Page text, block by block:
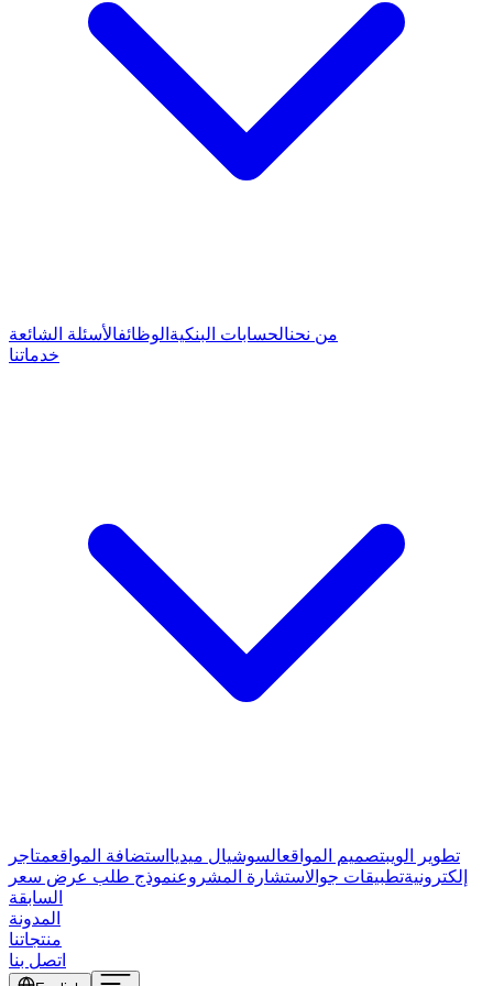
من نحنالحسابات البنكية الوظائفالأسئلة الشائعة
خدماتنا
تطوير الويبتصميم المواقعالسوشيال ميديا استضافة المواقعمتاجر
إلكترونيةتطبيقات جوالاستشارة المشروعنموذج طلب عرض سعر
السابقة
المدونة
منتجاتنا
اتصل بنا